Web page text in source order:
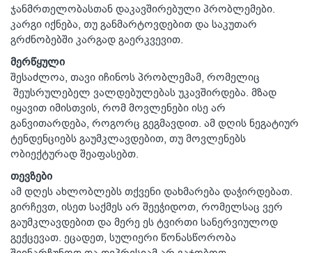
ჯანმრთელობასთან დაკავშირებული პრობლემები.
კარგი იქნება, თუ განმარტოვდებით და საკუთარ
გრძნობებში კარგად გაერკვევით.
მერწყული
შესაძლოა, თავი იჩინოს პრობლემამ, რომელიც
შეუსრულებელ ვალდებულებას უკავშირდება. მზად
იყავით იმისთვის, რომ მოვლენები ისე არ
განვითარდება, როგორც გეგმავდით. ამ დღის ნეგატიურ
ტენდენციებს გაუმკლავდებით, თუ მოვლენებს
ობიექტურად შეაფასებთ.
თევზები
ამ დღეს ახლობლებს თქვენი დახმარება დაჭირდებათ.
გირჩევთ, ისეთ საქმეს არ შეეჭიდოთ, რომელსაც ვერ
გაუმკლავდებით და მერე ეს ტვირთი სანერვიულოდ
გექცევათ. ეცადეთ, სულიერი წონასწორობა